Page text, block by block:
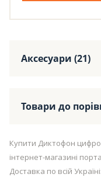
Аксесуари (21)
Товари до
Купити Диктофон
інтернет-магазині
Доставка по всій